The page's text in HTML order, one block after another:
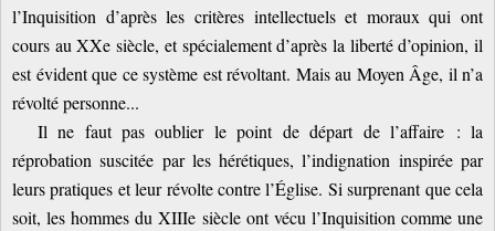
l’Inquisition d’après les critères intellectuels et moraux qui ont
cours au XXe siècle, et spécialement d’après la liberté d’opinion, il
est évident que ce système est révoltant. Mais au Moyen Âge, il n’a
révolté personne...
Il ne faut pas oublier le point de départ de l’affaire : la
réprobation suscitée par les hérétiques, l’indignation inspirée par
leurs pratiques et leur révolte contre l’Église. Si surprenant que cela
soit, les hommes du XIIIe siècle ont vécu l’Inquisition comme une